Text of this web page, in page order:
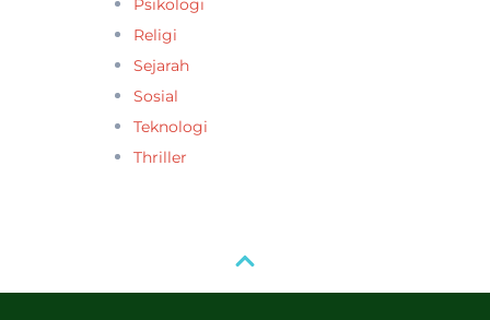
Psikologi
Religi
Sejarah
Sosial
Teknologi
Thriller